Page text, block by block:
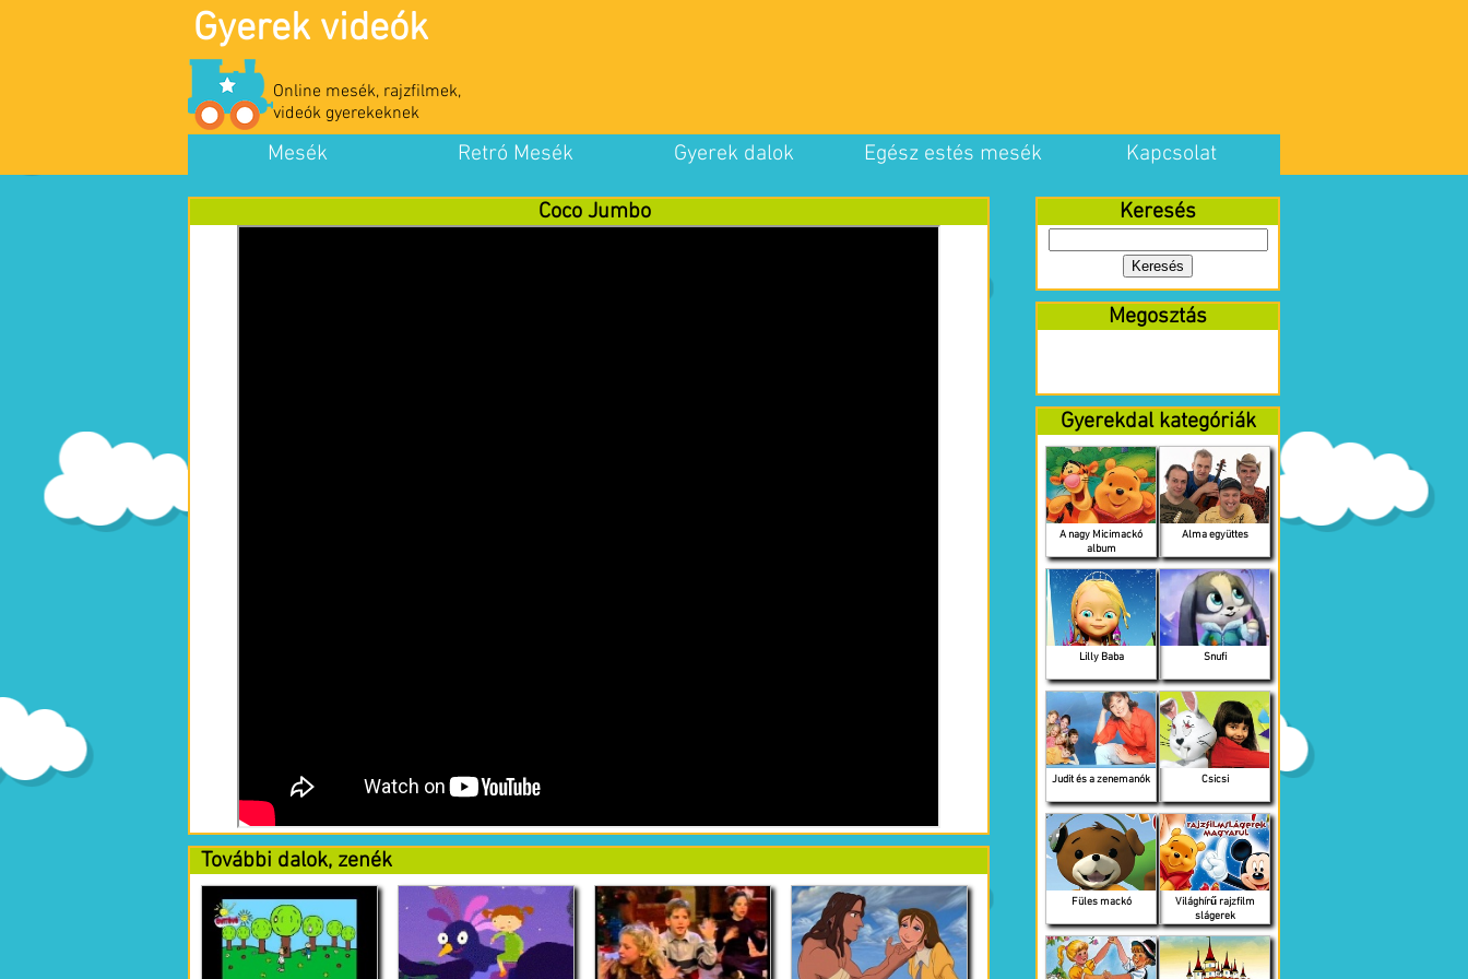
Gyerek videók
Online mesék, rajzfilmek,
videók gyerekeknek
Mesék Retró Mesék Gyerek dalok Egész estés mesék Kapcsolat
Coco Jumbo
További dalok, zenék
Keresés
Megosztás
Gyerekdal kategóriák
A nagy Micimackó
album
Alma együttes
Lilly Baba Snufi
Judit és a zenemanók Csicsi
Füles mackó
Világhírű rajzfilm
slágerek